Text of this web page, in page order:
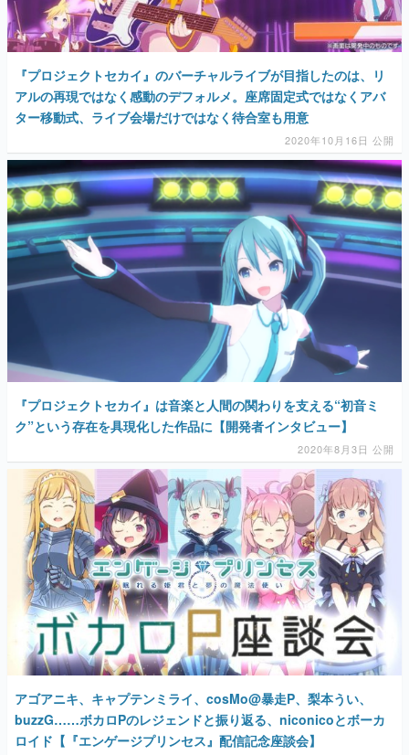
『プロジェクトセカイ』のバーチャルライブが目指したのは、リ
アルの再現ではなく感動のデフォルメ。座席固定式ではなくアバ
ター移動式、ライブ会場だけではなく待合室も用意
2020年10月16日 公開
『プロジェクトセカイ』は音楽と人間の関わりを支える“初音ミ
ク”という存在を具現化した作品に【開発者インタビュー】
2020年8月3日 公開
アゴアニキ、キャプテンミライ、cosMo@暴走P、梨本うい、
buzzG……ボカロPのレジェンドと振り返る、niconicoとボーカ
ロイド【『エンゲージプリンセス』配信記念座談会】